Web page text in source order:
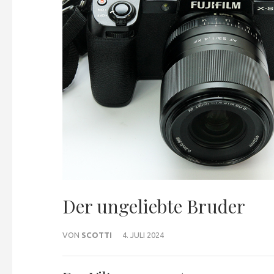
Der ungeliebte Bruder
VON SCOTTI 4. JULI 2024